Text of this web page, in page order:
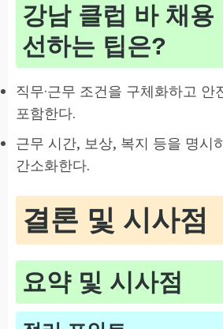
강남 클럽 바 채용
선하는 팁은?
직무·근무 조건을 구체화하고 안
포함한다.
근무 시간, 보상, 복지 등을 명시
간소화한다.
결론 및 시사점
요약 및 시사점